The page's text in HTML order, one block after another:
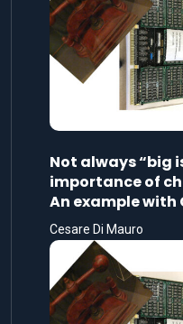
Not always “big
importance of
An example with
Cesare Di Mauro